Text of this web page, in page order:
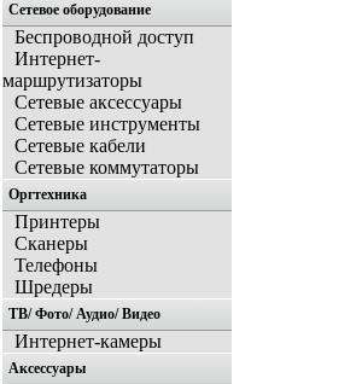
Сетевое оборудование
Беспроводной доступ
Интернет-
маршрутизаторы
Сетевые аксессуары
Сетевые инструменты
Сетевые кабели
Сетевые коммутаторы
Оргтехника
Принтеры
Сканеры
Телефоны
Шредеры
ТВ/ Фото/ Аудио/ Видео
Интернет-камеры
Аксессуары